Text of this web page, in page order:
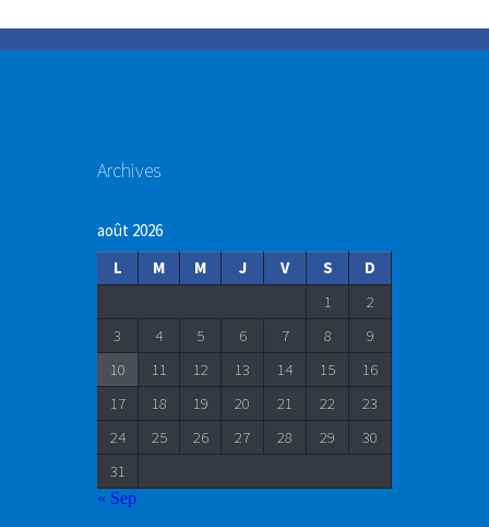
Archives
août 2026
L
M M J V S
D
1
2
3
4 5 6 7 8
9
10
11 12 13 14 15
16
17
18 19 20 21 22
23
24
25 26 27 28 29
30
31
« Sep